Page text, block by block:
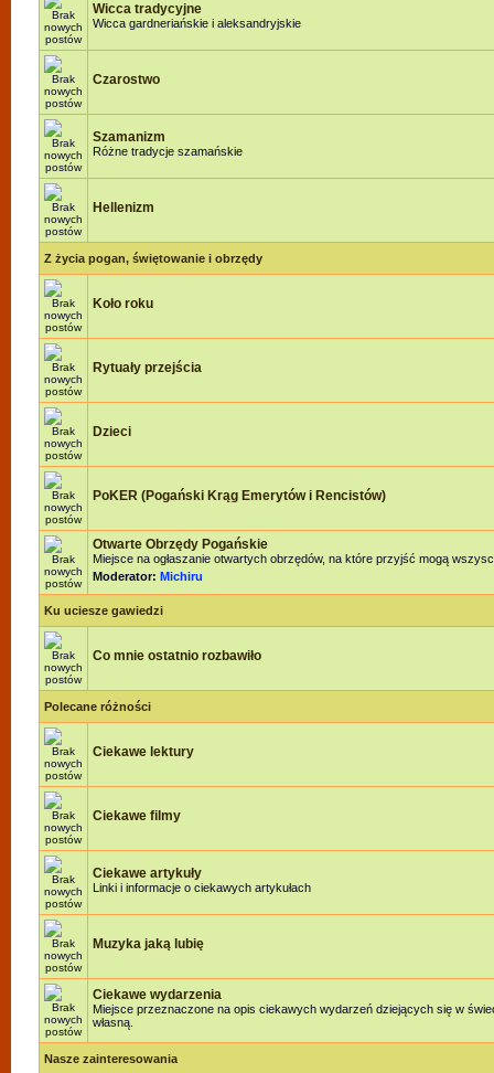
Wicca tradycyjne
Wicca gardneriańskie i aleksandryjskie
Czarostwo
Szamanizm
Różne tradycje szamańskie
Hellenizm
Z życia pogan, świętowanie i obrzędy
Koło roku
Rytuały przejścia
Dzieci
PoKER (Pogański Krąg Emerytów i Rencistów)
Otwarte Obrzędy Pogańskie
Miejsce na ogłaszanie otwartych obrzędów, na które przyjść mogą
Moderator: Michiru
Ku uciesze gawiedzi
Co mnie ostatnio rozbawiło
Polecane różności
Ciekawe lektury
Ciekawe filmy
Ciekawe artykuły
Linki i informacje o ciekawych artykułach
Muzyka jaką lubię
Ciekawe wydarzenia
Miejsce przeznaczone na opis ciekawych wydarzeń dziejących się w
własną.
Nasze zainteresowania